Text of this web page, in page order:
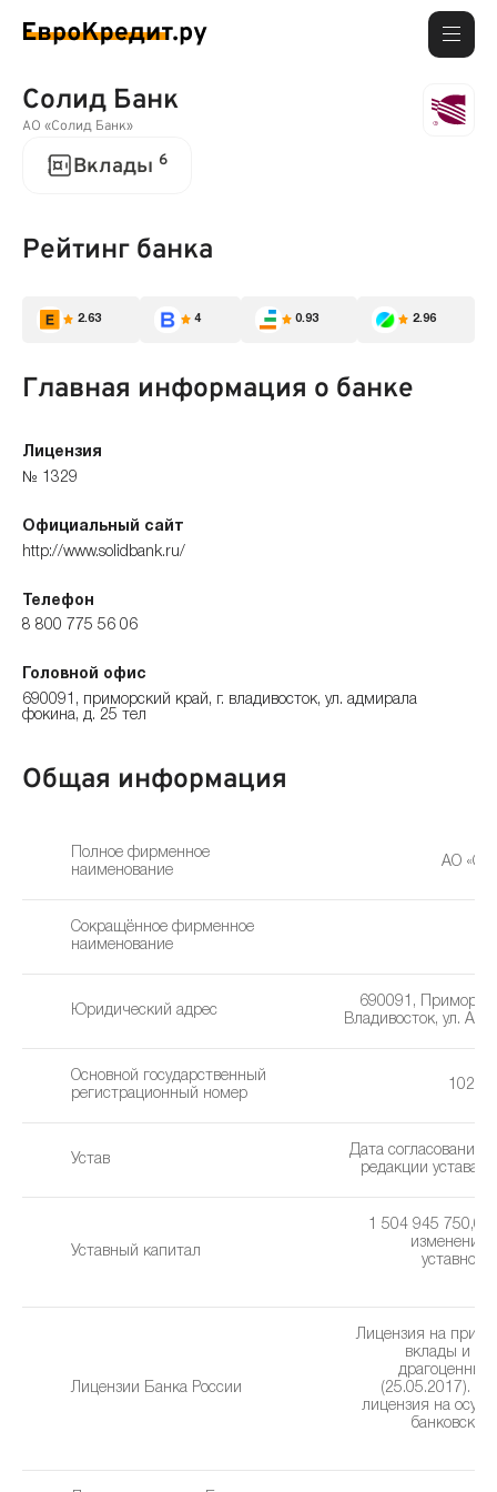
Солид Банк
АО «Солид Банк»
Вклады 6
Рейтинг банка
2.63 4 0.93 2.96
Главная информация о банке
Лицензия
№ 1329
Официальный сайт
http://www.solidbank.ru/
Телефон
8 800 775 56 06
Головной офис
690091, приморский край, г. владивосток, ул. адмирала
фокина, д. 25 тел
Общая информация
Полное фирменное
наименование
АО
Сокращённое фирменное
наименование
Юридический адрес
690091,
Владивосток, ул.
Основной государственный
регистрационный номер
Устав
Дата согласования
редакции устава:
Уставный капитал
1 504 945 750,00
изменения
уставного
Лицензии Банка России
Лицензия на
вклады и
драгоценных
(25.05.2017).
лицензия на